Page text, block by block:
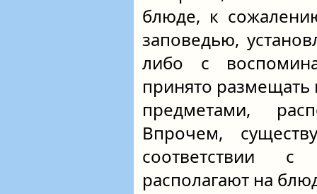
блюде, к
заповедью,
либо с
принято размещать
предметами,
Впрочем,
соответствии
располагают на